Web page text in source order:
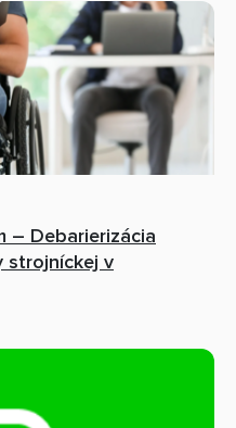
– Debarierizácia
strojníckej v